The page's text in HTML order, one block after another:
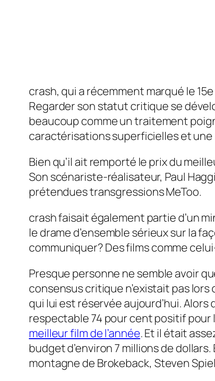
crash, qui a récemment marqué le
Regarder son statut critique se
beaucoup comme un traitement
caractérisations superficielles et
Bien qu’il ait remporté le prix du
Son scénariste-réalisateur, Paul
prétendues transgressions MeToo.
crashfaisait également partie d’un
le drame d’ensemble sérieux sur la
communiquer? Des films comme
Presque personne ne semble avoir
consensus critique n’existait pas
qui lui est réservée aujourd’hui.
respectable 74 pour cent positif
meilleur film de l’année. Et il était
budget d’environ 7 millions de
montagne de Brokeback, Steven